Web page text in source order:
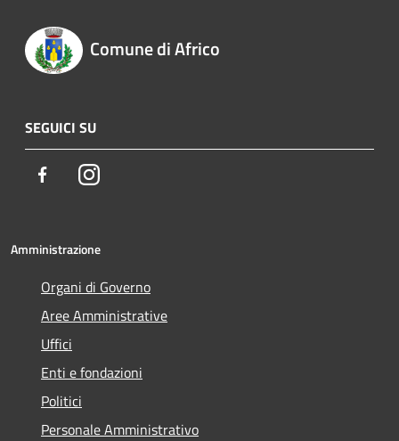
Comune di Africo
SEGUICI SU
FacebookInstagram
Amministrazione
Organi di Governo
Aree Amministrative
Uffici
Enti e fondazioni
Politici
Personale Amministrativo